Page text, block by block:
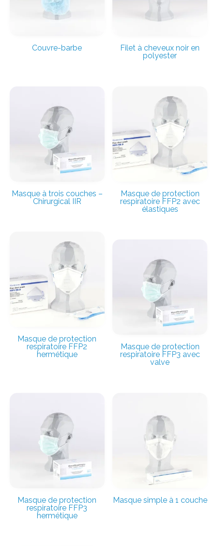
Couvre-barbe
Filet à cheveux noir en
polyester
Masque à trois couches –
Chirurgical IIR
Masque de protection
respiratoire FFP2 avec
élastiques
Masque de protection
respiratoire FFP2
hermétique
Masque de protection
respiratoire FFP3 avec
valve
Masque de protection
respiratoire FFP3
hermétique
Masque simple à 1 couche